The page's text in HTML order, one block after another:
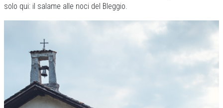
solo qui: il salame alle noci del Bleggio.